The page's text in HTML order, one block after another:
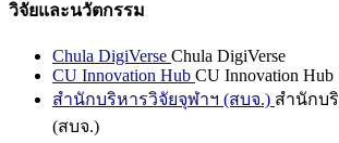
วิจัยและนวัตกรรม
Chula DigiVerse Chula DigiVerse
CU Innovation Hub CU Innovation Hub
สำนักบริหารวิจัยจุฬาฯ (สบจ.) สำนักบ
(สบจ.)